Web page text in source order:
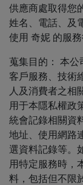
供應商處取得您
姓名、電話、及
使用 奇妮 的服
蒐集目的： 本公
客戶服務、技術
人及消費者之相
用于本隱私權政
統會記錄相關資
地址、使用網路
選資料記錄等。
用特定服務時，
料，包括但不限